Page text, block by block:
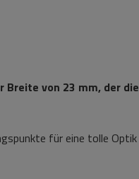
von 23 mm, der die
für eine tolle Optik